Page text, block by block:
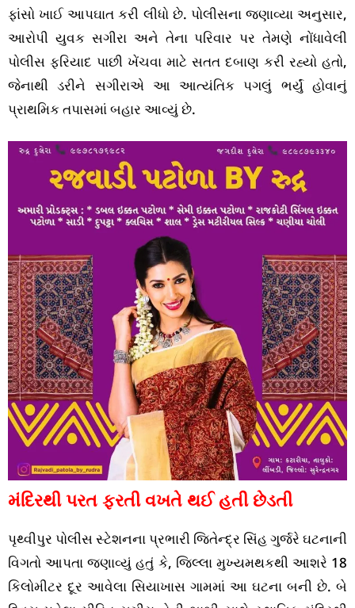
ફાંસો ખાઈ આપઘાત કરી લીધો છે. પોલીસના જણાવ્યા અનુસાર,
આરોપી યુવક સગીરા અને તેના પરિવાર પર તેમણે નોંધાવેલી
પોલીસ ફરિયાદ પાછી ખેંચવા માટે સતત દબાણ કરી રહ્યો હતો,
જેનાથી ડરીને સગીરાએ આ આત્યંતિક પગલું ભર્યું હોવાનું
પ્રાથમિક તપાસમાં બહાર આવ્યું છે.
મંદિરથી પરત ફરતી વખતે થઈ હતી છેડતી
પૃથ્વીપુર પોલીસ સ્ટેશનના પ્રભારી જિતેન્દ્ર સિંહ ગુર્જરે ઘટનાની
વિગતો આપતા જણાવ્યું હતું કે, જિલ્લા મુખ્યમથકથી આશરે 18
કિલોમીટર દૂર આવેલા સિયાખાસ ગામમાં આ ઘટના બની છે. બે